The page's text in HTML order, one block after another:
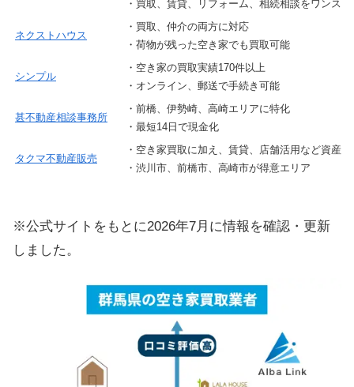
・買取、賃貸、リフォーム、相続相談をワンス
ネクストハウス
・買取、仲介の両方に対応
・荷物が残った空き家でも買取可能
シンプル
・空き家の買取実績170件以上
・オンライン、郵送で手続き可能
甚不動産相談事務所
・前橋、伊勢崎、高崎エリアに特化
・最短14日で現金化
タクマ不動産販売
・空き家買取に加え、賃貸、店舗活用など資産
・渋川市、前橋市、高崎市が得意エリア
※公式サイトをもとに2026年7月に情報を確認・更新
しました。